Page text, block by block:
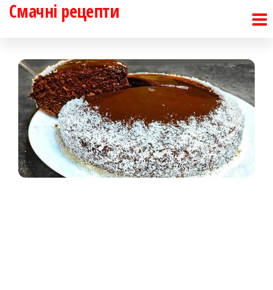
Перейти
Смачні рецепти